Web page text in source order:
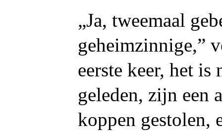
„Ja, tweemaal
geheimzinnige,”
eerste keer, het is
geleden, zijn een
koppen gestolen,